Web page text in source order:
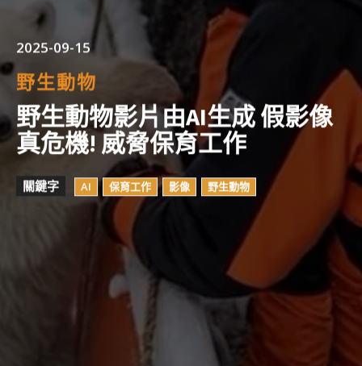
2025-09-15
野生動物
野生動物影片由AI生成 假影像
真危機! 威脅保育工作
關鍵字 AI 保育工作 影像 野生動物